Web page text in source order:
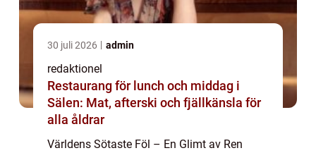
30 juli 2026 admin
redaktionel
Restaurang för lunch och middag i
Sälen: Mat, afterski och fjällkänsla för
alla åldrar
Världens Sötaste Föl – En Glimt av Ren